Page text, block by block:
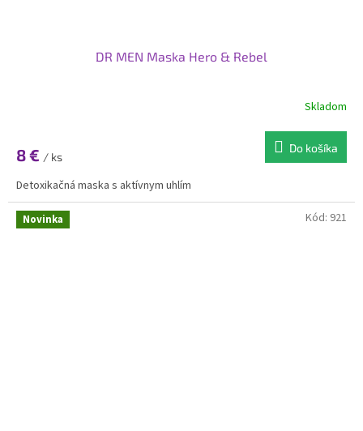
DR MEN Maska Hero & Rebel
Skladom
8 € / ks
Do košíka
Detoxikačná maska s aktívnym uhlím
Novinka Kód: 921